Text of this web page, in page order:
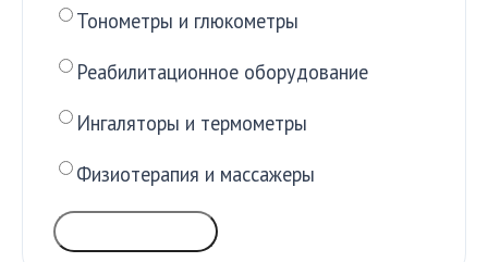
Тонометры и глюкометры
Реабилитационное оборудование
Ингаляторы и термометры
Физиотерапия и массажеры